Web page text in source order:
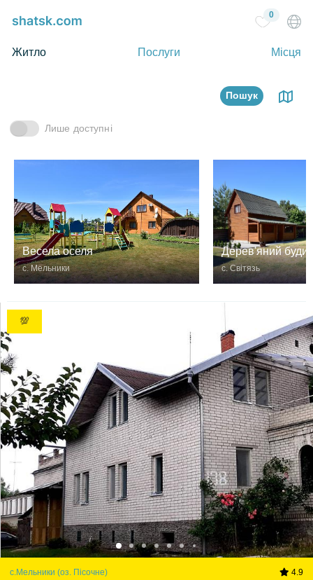
Житло Послуги Місця
0
Пошук
Лише доступні
Весела оселя
с. Мельники
Дерев'яний
с. Світязь
💯
с.Мельники (оз. Пісочне) 4.9